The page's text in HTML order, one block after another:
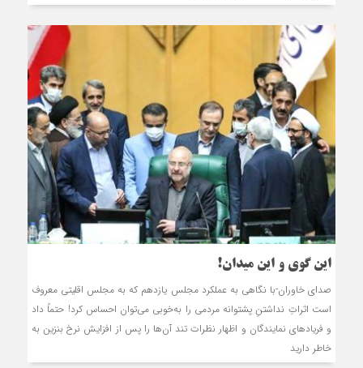
این گوی و این میدان!
صدای خاوران-با نگاهی به عملکرد مجلس یازدهم که به مجلس اقلیتی معروف
است اثراتِ نداشتنِ پشتوانه مردمی را به‌خوبی می‌توان احساس کرد! حتماً داد
و فریادهای نمایندگان و اظهار نظرات تند آن‌ها را پس از افزایش نرخ بنزین به
خاطر دارید